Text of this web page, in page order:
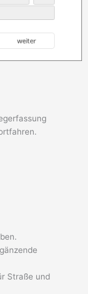
Straße und